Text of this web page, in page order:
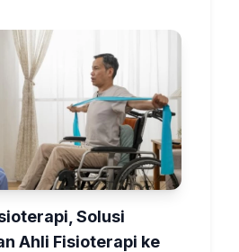
Solusi
Ahli Fisioterapi ke